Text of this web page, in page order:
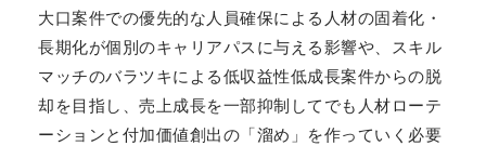
大口案件での優先的な人員確保による人材の固着化・
長期化が個別のキャリアパスに与える影響や、スキル
マッチのバラツキによる低収益性低成長案件からの脱
却を目指し、売上成長を一部抑制してでも人材ローテ
ーションと付加価値創出の「溜め」を作っていく必要